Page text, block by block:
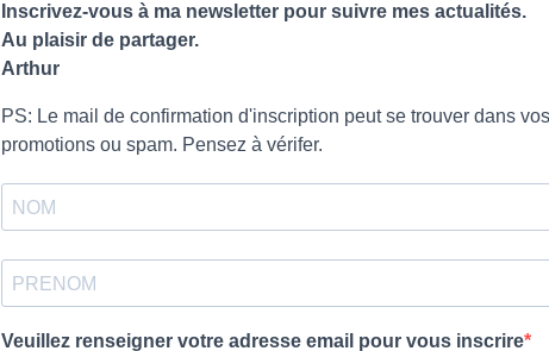
Inscrivez-vous à ma newsletter pour suivre mes actualités.
Au plaisir de partager.
Arthur
PS: Le mail de confirmation d'inscription peut se trouver dans vos
promotions ou spam. Pensez à vérifer.
Veuillez renseigner votre adresse email pour vous inscrire